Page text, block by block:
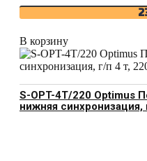
В корзину
S-OPT-4T/220 Optimus
нижняя синхронизация,